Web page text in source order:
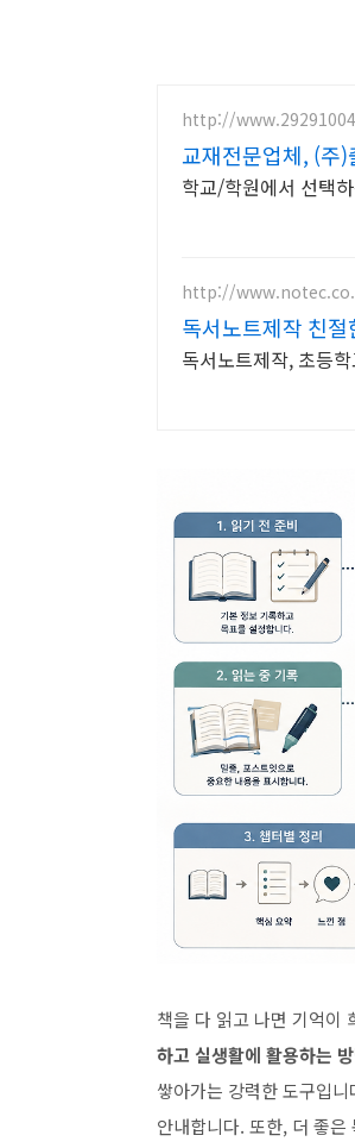
http://
교재전문업체, (주)
학교/학원에서 선택
http://
독서노트제작 친절
독서노트제작, 초등
책을 다 읽고 나면 기억이
하고 실생활에 활용하는
쌓아가는 강력한 도구입
안내합니다. 또한, 더 좋은